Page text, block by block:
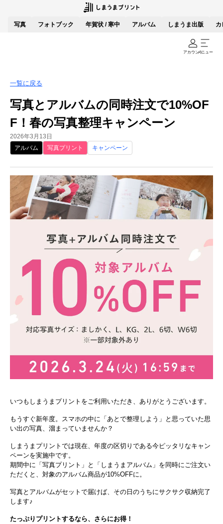
写真 フォトブック 年賀状 / 寒中 アルバム しまうま出版 カ
アカウントメニュー
一覧に戻る
写真とアルバムの同時注文で10%OF
F！春の写真整理キャンペーン
2026年3月13日
アルバム
写真プリント キャンペーン
いつもしまうまプリントをご利用いただき、ありがとうございます。
もうすぐ新年度。スマホの中に「あとで整理しよう」と思っていた思
い出の写真、溜まっていませんか？
しまうまプリントでは現在、年度の区切りである今ピッタリなキャン
ペーンを実施中です。
期間中に「写真プリント」と「しまうまアルバム」を同時にご注文い
ただくと、対象のアルバム商品が10%OFFに。
写真とアルバムがセットで届けば、その日のうちにサクサク収納完了
します♪
たっぷりプリントするなら、さらにお得！